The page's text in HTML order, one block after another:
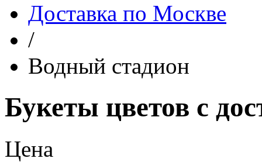
Доставка по Москве
/
Водный стадион
Букеты цветов с
Цена